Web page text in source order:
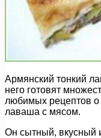
Армянский тонкий
него готовят
любимых рецептов о
лаваша с мясом.
Он сытный, вкусный